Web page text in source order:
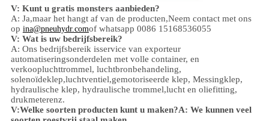
V: Kunt u gratis monsters aanbieden?
A: Ja,maar het hangt af van de producten,Neem contact met ons
op ina@pneuhydr.comof whatsapp 0086 15168536055
V: Wat is uw bedrijfsbereik?
A: Ons bedrijfsbereik isservice van exporteur
automatiseringsonderdelen met volle container, en
verkoopluchttrommel, luchtbronbehandeling,
solenoïdeklep,luchtventiel,gemotoriseerde klep, Messingklep,
hydraulische klep, hydraulische trommel,lucht en oliefitting,
drukmeterenz.
V:Welke soorten producten kunt u maken?A: We kunnen veel